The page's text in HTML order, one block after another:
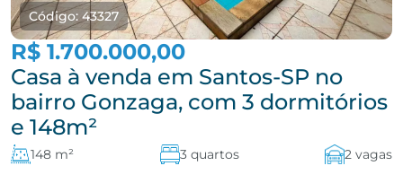
Código: 43327
R$ 1.700.000,00
Casa à venda em Santos-SP no
bairro Gonzaga, com 3 dormitórios
e 148m²
148 m² 3 quartos 2 vagas